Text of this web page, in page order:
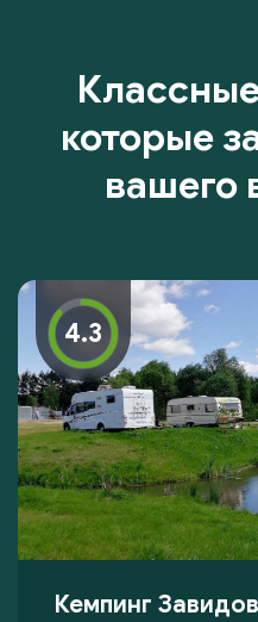
которые
вашего
4.3
Кемпинг